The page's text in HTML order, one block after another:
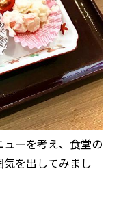
ーを考え、食堂の
を出してみまし